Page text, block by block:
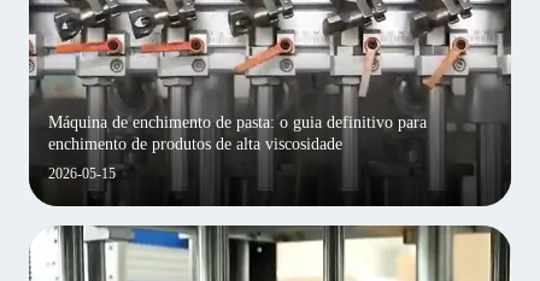
2026-05-15
Máquina de enchimento de pasta: o guia definitivo para
enchimento de produtos de alta viscosidade